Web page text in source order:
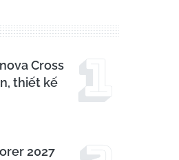
Cross
thiết kế
2027